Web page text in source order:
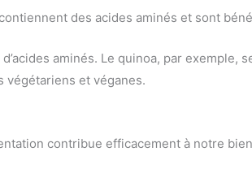
contiennent des acides aminés et sont
aminés. Le quinoa, par
végétariens et véganes.
contribue efficacement à notre